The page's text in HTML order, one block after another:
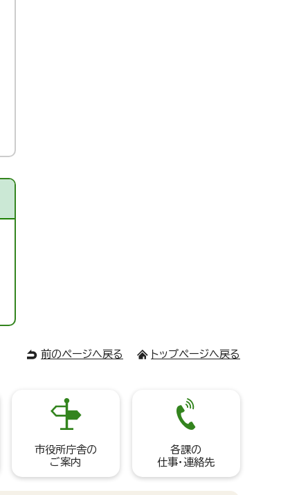
前のページへ戻る トップページへ戻る
市役所庁舎の
ご案内
各課の
仕事・連絡先